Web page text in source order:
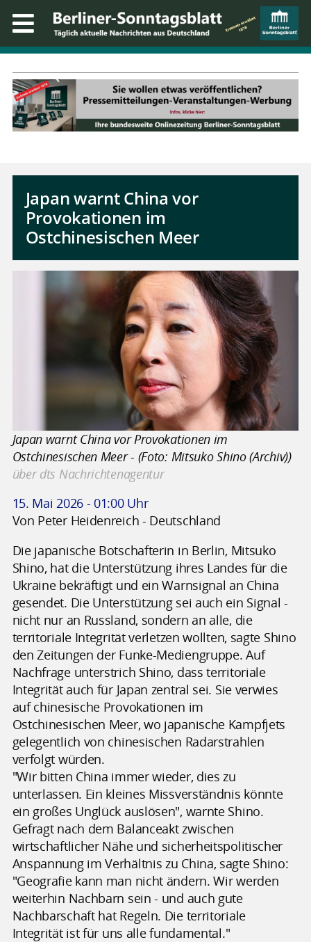
Japan warnt China vor
Provokationen im
Ostchinesischen Meer
Japan warnt China vor Provokationen im
Ostchinesischen Meer - (Foto: Mitsuko Shino (Archiv))
über dts Nachrichtenagentur
15. Mai 2026 - 01:00 Uhr
Von Peter Heidenreich - Deutschland
Die japanische Botschafterin in Berlin, Mitsuko
Shino, hat die Unterstützung ihres Landes für die
Ukraine bekräftigt und ein Warnsignal an China
gesendet. Die Unterstützung sei auch ein Signal -
nicht nur an Russland, sondern an alle, die
territoriale Integrität verletzen wollten, sagte Shino
den Zeitungen der Funke-Mediengruppe. Auf
Nachfrage unterstrich Shino, dass territoriale
Integrität auch für Japan zentral sei. Sie verwies
auf chinesische Provokationen im
Ostchinesischen Meer, wo japanische Kampfjets
gelegentlich von chinesischen Radarstrahlen
verfolgt würden.
"Wir bitten China immer wieder, dies zu
unterlassen. Ein kleines Missverständnis könnte
ein großes Unglück auslösen", warnte Shino.
Gefragt nach dem Balanceakt zwischen
wirtschaftlicher Nähe und sicherheitspolitischer
Anspannung im Verhältnis zu China, sagte Shino:
"Geografie kann man nicht ändern. Wir werden
weiterhin Nachbarn sein - und auch gute
Nachbarschaft hat Regeln. Die territoriale
Integrität ist für uns alle fundamental."